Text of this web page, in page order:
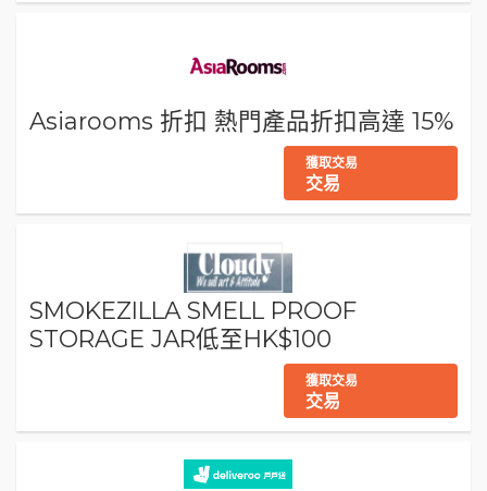
Asiarooms 折扣 熱門產品折扣高達 15%
獲取交易
交易
SMOKEZILLA SMELL PROOF
STORAGE JAR低至HK$100
獲取交易
交易